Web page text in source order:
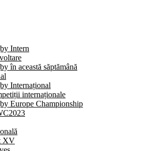
Intern
în această săptămână
Internațional
internaționale
Europe Championship
XV